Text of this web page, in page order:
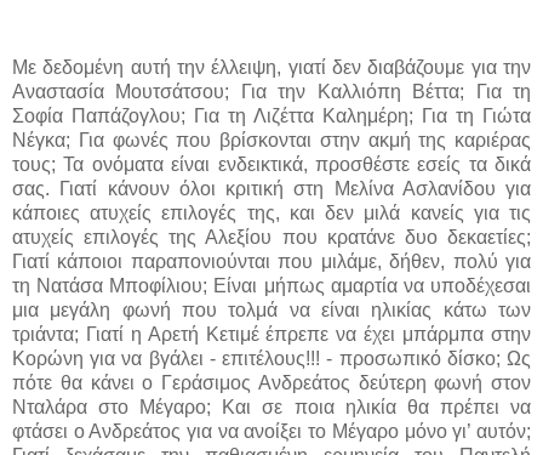
Με δεδομένη αυτή την έλλειψη, γιατί δεν διαβάζουμε για την
Αναστασία Μουτσάτσου; Για την Καλλιόπη Βέττα; Για τη
Σοφία Παπάζογλου; Για τη Λιζέττα Καλημέρη; Για τη Γιώτα
Νέγκα; Για φωνές που βρίσκονται στην ακμή της καριέρας
τους; Τα ονόματα είναι ενδεικτικά, προσθέστε εσείς τα δικά
σας. Γιατί κάνουν όλοι κριτική στη Μελίνα Ασλανίδου για
κάποιες ατυχείς επιλογές της, και δεν μιλά κανείς για τις
ατυχείς επιλογές της Αλεξίου που κρατάνε δυο δεκαετίες;
Γιατί κάποιοι παραπονιούνται που μιλάμε, δήθεν, πολύ για
τη Νατάσα Μποφίλιου; Είναι μήπως αμαρτία να υποδέχεσαι
μια μεγάλη φωνή που τολμά να είναι ηλικίας κάτω των
τριάντα; Γιατί η Αρετή Κετιμέ έπρεπε να έχει μπάρμπα στην
Κορώνη για να βγάλει - επιτέλους!!! - προσωπικό δίσκο; Ως
πότε θα κάνει ο Γεράσιμος Ανδρεάτος δεύτερη φωνή στον
Νταλάρα στο Μέγαρο; Και σε ποια ηλικία θα πρέπει να
φτάσει ο Ανδρεάτος για να ανοίξει το Μέγαρο μόνο γι’ αυτόν;